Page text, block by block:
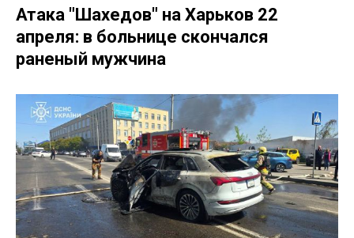
Атака "Шахедов" на Харьков 22
апреля: в больнице скончался
раненый мужчина